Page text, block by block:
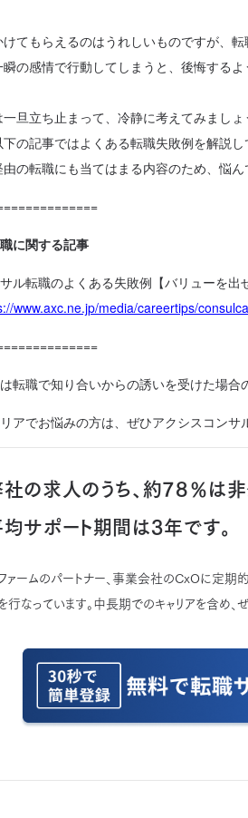
てもらえるのはうれしいものですが、
瞬の感情で行動してしまうと、後悔する
一旦立ち止まって、冷静に考えてみましょ
下の記事ではよくある転職失敗例を解説し
の転職にも当てはまる内容のため、悩ん
に関する記事
ル転職のよくある失敗例【バリューを出
www.axc.ne.jp/media/careertips/
転職で知り合いからの誘いを受けた場合
アでお悩みの方は、ぜひアクシスコンサ
の求人のうち、 約78％は非
均サポート期間は3年です。
ァームのパートナー、事業会社のCxOに定
行なっています。中長期でのキャリアを含め、